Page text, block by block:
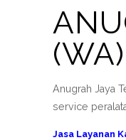
(WA)
Anugrah Jaya
service
Jasa Layanan